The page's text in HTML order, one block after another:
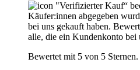
"Verifizierter Kauf“
Käufer:innen abgegeben
bei uns gekauft haben.
alle, die ein Kundenkonto bei
Bewertet mit 5 von 5 Sternen.